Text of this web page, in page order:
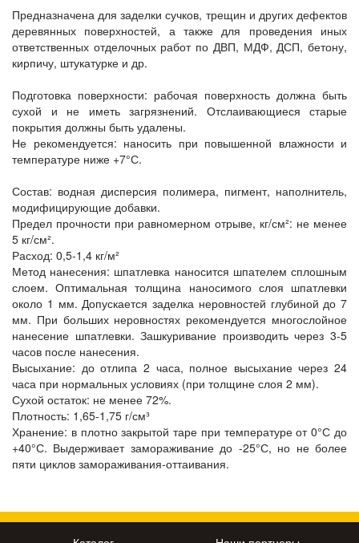
Предназначена для заделки сучков, трещин и других дефектов
деревянных поверхностей, а также для проведения иных
ответственных отделочных работ по ДВП, МДФ, ДСП, бетону,
кирпичу, штукатурке и др.
Подготовка поверхности: рабочая поверхность должна быть
сухой и не иметь загрязнений. Отслаивающиеся старые
покрытия должны быть удалены.
Не рекомендуется: наносить при повышенной влажности и
температуре ниже +7°С.
Состав: водная дисперсия полимера, пигмент, наполнитель,
модифицирующие добавки.
Предел прочности при равномерном отрыве, кг/см²: не менее
5 кг/см².
Расход: 0,5-1,4 кг/м²
Метод нанесения: шпатлевка наносится шпателем сплошным
слоем. Оптимальная толщина наносимого слоя шпатлевки
около 1 мм. Допускается заделка неровностей глубиной до 7
мм. При больших неровностях рекомендуется многослойное
нанесение шпатлевки. Зашкуривание производить через 3-5
часов после нанесения.
Высыхание: до отлипа 2 часа, полное высыхание через 24
часа при нормальных условиях (при толщине слоя 2 мм).
Сухой остаток: не менее 72%.
Плотность: 1,65-1,75 г/см³
Хранение: в плотно закрытой таре при температуре от 0°С до
+40°С. Выдерживает замораживание до -25°С, но не более
пяти циклов замораживания-оттаивания.